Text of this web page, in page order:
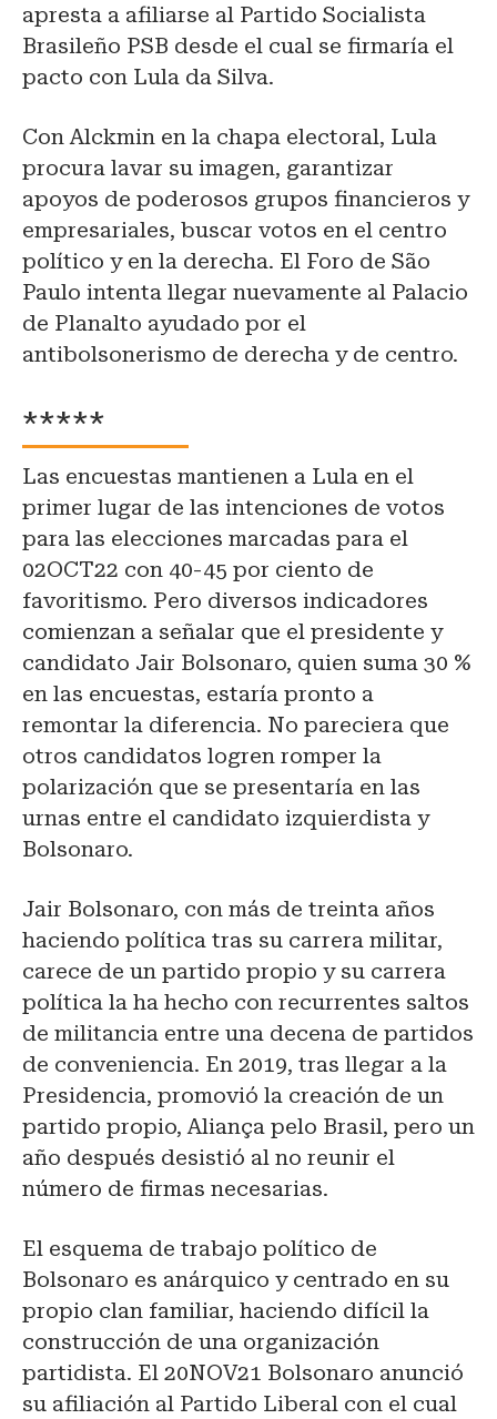
apresta a afiliarse al Partido Socialista
Brasileño PSB desde el cual se firmaría el
pacto con Lula da Silva.
Con Alckmin en la chapa electoral, Lula
procura lavar su imagen, garantizar
apoyos de poderosos grupos financieros y
empresariales, buscar votos en el centro
político y en la derecha. El Foro de São
Paulo intenta llegar nuevamente al Palacio
de Planalto ayudado por el
antibolsonerismo de derecha y de centro.
*****
Las encuestas mantienen a Lula en el
primer lugar de las intenciones de votos
para las elecciones marcadas para el
02OCT22 con 40-45 por ciento de
favoritismo. Pero diversos indicadores
comienzan a señalar que el presidente y
candidato Jair Bolsonaro, quien suma 30 %
en las encuestas, estaría pronto a
remontar la diferencia. No pareciera que
otros candidatos logren romper la
polarización que se presentaría en las
urnas entre el candidato izquierdista y
Bolsonaro.
Jair Bolsonaro, con más de treinta años
haciendo política tras su carrera militar,
carece de un partido propio y su carrera
política la ha hecho con recurrentes saltos
de militancia entre una decena de partidos
de conveniencia. En 2019, tras llegar a la
Presidencia, promovió la creación de un
partido propio, Aliança pelo Brasil, pero un
año después desistió al no reunir el
número de firmas necesarias.
El esquema de trabajo político de
Bolsonaro es anárquico y centrado en su
propio clan familiar, haciendo difícil la
construcción de una organización
partidista. El 20NOV21 Bolsonaro anunció
su afiliación al Partido Liberal con el cual